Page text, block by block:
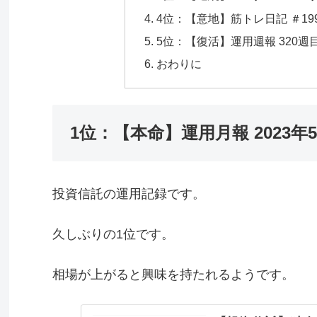
4位：【意地】筋トレ日記 ＃
5位：【復活】運用週報 320週
おわりに
1位：【本命】運用月報 2023年5
投資信託の運用記録です。
久しぶりの1位です。
相場が上がると興味を持たれるようです。